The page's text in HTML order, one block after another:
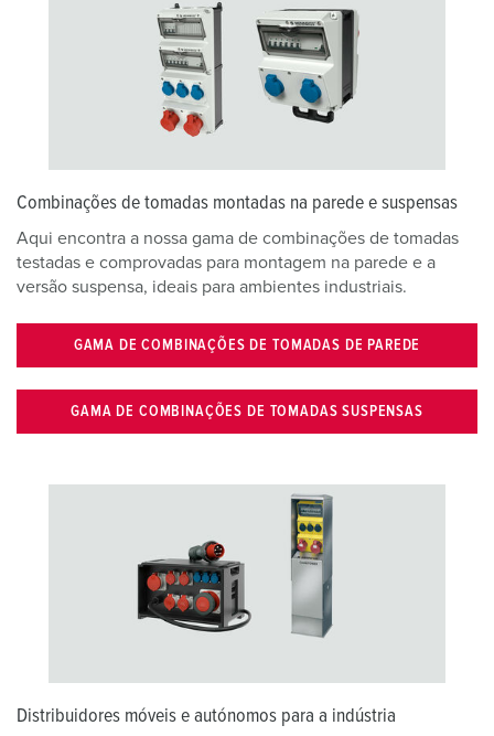
Combinações de tomadas montadas na parede e suspensas
Aqui encontra a nossa gama de combinações de tomadas
testadas e comprovadas para montagem na parede e a
versão suspensa, ideais para ambientes industriais.
GAMA DE COMBINAÇÕES DE TOMADAS DE PAREDE
GAMA DE COMBINAÇÕES DE TOMADAS SUSPENSAS
Distribuidores móveis e autónomos para a indústria